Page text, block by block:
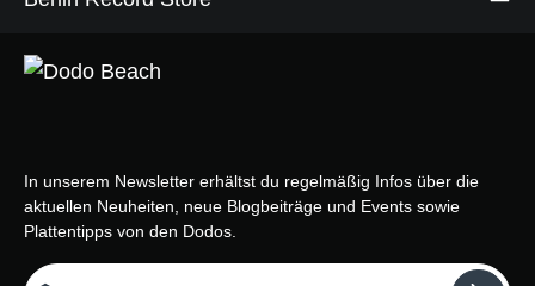
In unserem Newsletter erhältst du regelmäßig Infos über die
aktuellen Neuheiten, neue Blogbeiträge und Events sowie
Plattentipps von den Dodos.
E-Mail-Adresse*